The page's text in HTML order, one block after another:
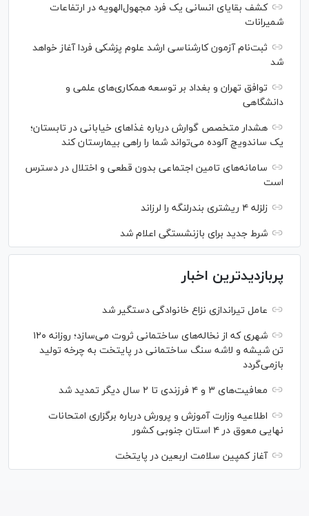
کشف بقایای انسانی یک فرد مجهول‌الهویه در ارتفاعات
شمیرانات
ثبت‌نام آزمون کارشناسی ارشد علوم پزشکی فردا آغاز خواهد
شد
توافق تهران و بغداد بر توسعه همکاری‌های علمی و
دانشگاهی
هشدار متخصص گوارش درباره غذا‌های خیابانی در تابستان؛
یک ساندویچ آلوده می‌تواند شما را راهی بیمارستان کند
سامانه‌های تامین اجتماعی بدون قطعی و اختلال در دسترس
است
زلزله ۴ ریشتری بندرلنگه را لرزاند
شرط جدید برای بازنشستگی اعلام شد
پربازدیدترین اخبار
عامل تیراندازی نزاع خانوادگی دستگیر شد
شهری که از نخاله‌های ساختمانی ثروت می‌سازد؛ روزانه ۱۲۰
تن شیشه و لاشه سنگ ساختمانی در پایتخت به چرخه تولید
بازمی‌گردد
معافیت‌های ۳ و ۴ فرزندی تا ۲ سال دیگر تمدید شد
اطلاعیه وزارت آموزش و پرورش درباره برگزاری امتحانات
نهایی معوق در ۴ استان جنوبی کشور
آغاز کمپین سلامت اربعین در پایتخت